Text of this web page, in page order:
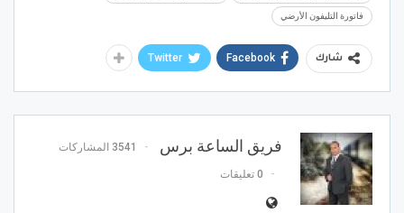
فاتورة التليفون الأرضي
شارك Facebook
Twitter
فريق الساعة برس 3541 المشاركات
0 تعليقات